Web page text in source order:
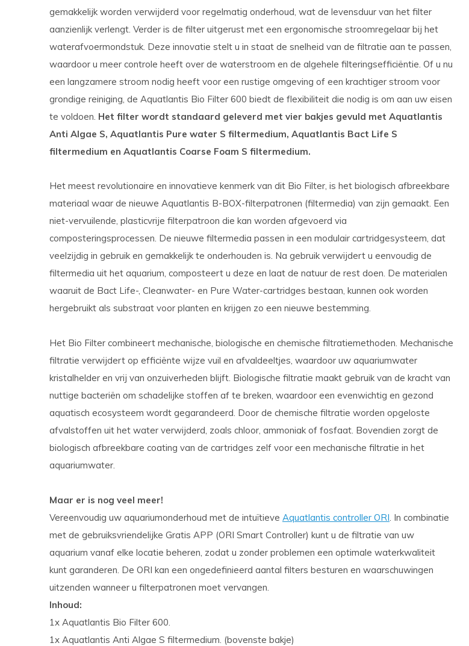
gemakkelijk worden verwijderd voor regelmatig onderhoud, wat de levensduur van het filter
aanzienlijk verlengt. Verder is de filter uitgerust met een ergonomische stroomregelaar bij het
waterafvoermondstuk. Deze innovatie stelt u in staat de snelheid van de filtratie aan te passen,
waardoor u meer controle heeft over de waterstroom en de algehele filteringsefficiëntie. Of u nu
een langzamere stroom nodig heeft voor een rustige omgeving of een krachtiger stroom voor
grondige reiniging, de Aquatlantis Bio Filter 600 biedt de flexibiliteit die nodig is om aan uw eisen
te voldoen. Het filter wordt standaard geleverd met vier bakjes gevuld met Aquatlantis
Anti Algae S, Aquatlantis Pure water S filtermedium, Aquatlantis Bact Life S
filtermedium en Aquatlantis Coarse Foam S filtermedium.
Het meest revolutionaire en innovatieve kenmerk van dit Bio Filter, is het biologisch afbreekbare
materiaal waar de nieuwe Aquatlantis B-BOX-filterpatronen (filtermedia) van zijn gemaakt. Een
niet-vervuilende, plasticvrije filterpatroon die kan worden afgevoerd via
composteringsprocessen. De nieuwe filtermedia passen in een modulair cartridgesysteem, dat
veelzijdig in gebruik en gemakkelijk te onderhouden is. Na gebruik verwijdert u eenvoudig de
filtermedia uit het aquarium, composteert u deze en laat de natuur de rest doen. De materialen
waaruit de Bact Life-, Cleanwater- en Pure Water-cartridges bestaan, kunnen ook worden
hergebruikt als substraat voor planten en krijgen zo een nieuwe bestemming.
Het Bio Filter combineert mechanische, biologische en chemische filtratiemethoden. Mechanische
filtratie verwijdert op efficiënte wijze vuil en afvaldeeltjes, waardoor uw aquariumwater
kristalhelder en vrij van onzuiverheden blijft. Biologische filtratie maakt gebruik van de kracht van
nuttige bacteriën om schadelijke stoffen af te breken, waardoor een evenwichtig en gezond
aquatisch ecosysteem wordt gegarandeerd. Door de chemische filtratie worden opgeloste
afvalstoffen uit het water verwijderd, zoals chloor, ammoniak of fosfaat. Bovendien zorgt de
biologisch afbreekbare coating van de cartridges zelf voor een mechanische filtratie in het
aquariumwater.
Maar er is nog veel meer!
Vereenvoudig uw aquariumonderhoud met de intuïtieve Aquatlantis controller ORI. In combinatie
met de gebruiksvriendelijke Gratis APP (ORI Smart Controller) kunt u de filtratie van uw
aquarium vanaf elke locatie beheren, zodat u zonder problemen een optimale waterkwaliteit
kunt garanderen. De ORI kan een ongedefinieerd aantal filters besturen en waarschuwingen
uitzenden wanneer u filterpatronen moet vervangen.
Inhoud:
1x Aquatlantis Bio Filter 600.
1x Aquatlantis Anti Algae S filtermedium. (bovenste bakje)